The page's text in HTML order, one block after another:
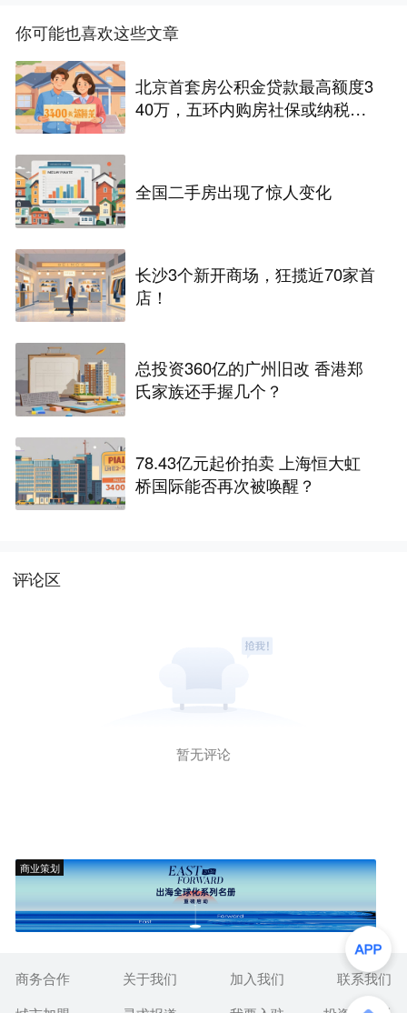
你可能也喜欢这些文章
北京首套房公积金贷款最高额度3
40万，五环内购房社保或纳税满
全国二手房出现了惊人变化
长沙3个新开商场，狂揽近70家首
店！
总投资360亿的广州旧改 香港郑
氏家族还手握几个？
78.43亿元起价拍卖 上海恒大虹
桥国际能否再次被唤醒？
评论区
暂无评论
商业策划
商务合作 关于我们 加入我们
联系我们